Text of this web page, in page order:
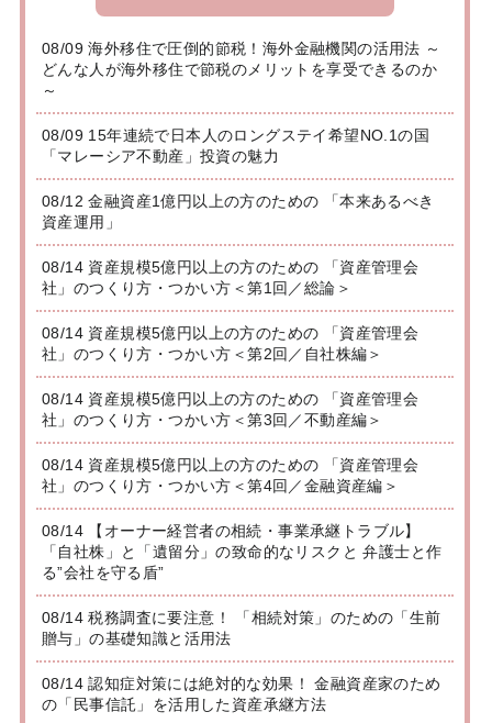
08/09 海外移住で圧倒的節税！海外金融機関の活用法 ～
どんな人が海外移住で節税のメリットを享受できるのか
～
08/09 15年連続で日本人のロングステイ希望NO.1の国
「マレーシア不動産」投資の魅力
08/12 金融資産1億円以上の方のための 「本来あるべき
資産運用」
08/14 資産規模5億円以上の方のための 「資産管理会
社」のつくり方・つかい方＜第1回／総論＞
08/14 資産規模5億円以上の方のための 「資産管理会
社」のつくり方・つかい方＜第2回／自社株編＞
08/14 資産規模5億円以上の方のための 「資産管理会
社」のつくり方・つかい方＜第3回／不動産編＞
08/14 資産規模5億円以上の方のための 「資産管理会
社」のつくり方・つかい方＜第4回／金融資産編＞
08/14 【オーナー経営者の相続・事業承継トラブル】
「自社株」と「遺留分」の致命的なリスクと 弁護士と作
る”会社を守る盾”
08/14 税務調査に要注意！ 「相続対策」のための「生前
贈与」の基礎知識と活用法
08/14 認知症対策には絶対的な効果！ 金融資産家のため
の「民事信託」を活用した資産承継方法